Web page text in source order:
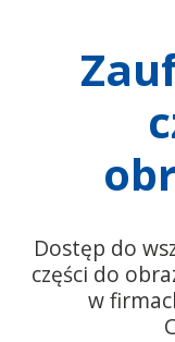
Dostęp do
części do
w